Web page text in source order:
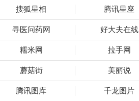
搜狐星相 腾讯星座
寻医问药网 好大夫在线
糯米网 拉手网
蘑菇街 美丽说
腾讯图库 千龙图片